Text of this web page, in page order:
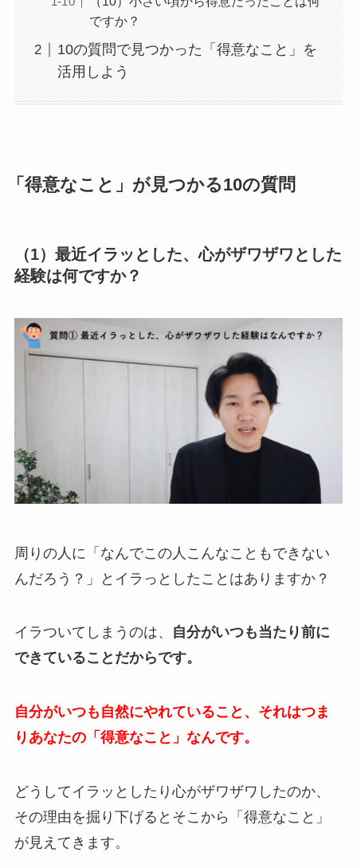
ですか？
10の質問で見つかった「得意なこと」を
活用しよう
「得意なこと」が見つかる10の質問
（1）最近イラッとした、心がザワザワとした
経験は何ですか？
周りの人に「なんでこの人こんなこともできない
んだろう？」とイラっとしたことはありますか？
イラついてしまうのは、
自分がいつも当たり前に
できていることだからです。
自分がいつも自然にやれていること、それはつま
りあなたの「得意なこと」なんです。
どうしてイラッとしたり心がザワザワしたのか、
その理由を掘り下げるとそこから「得意なこと」
が見えてきます。